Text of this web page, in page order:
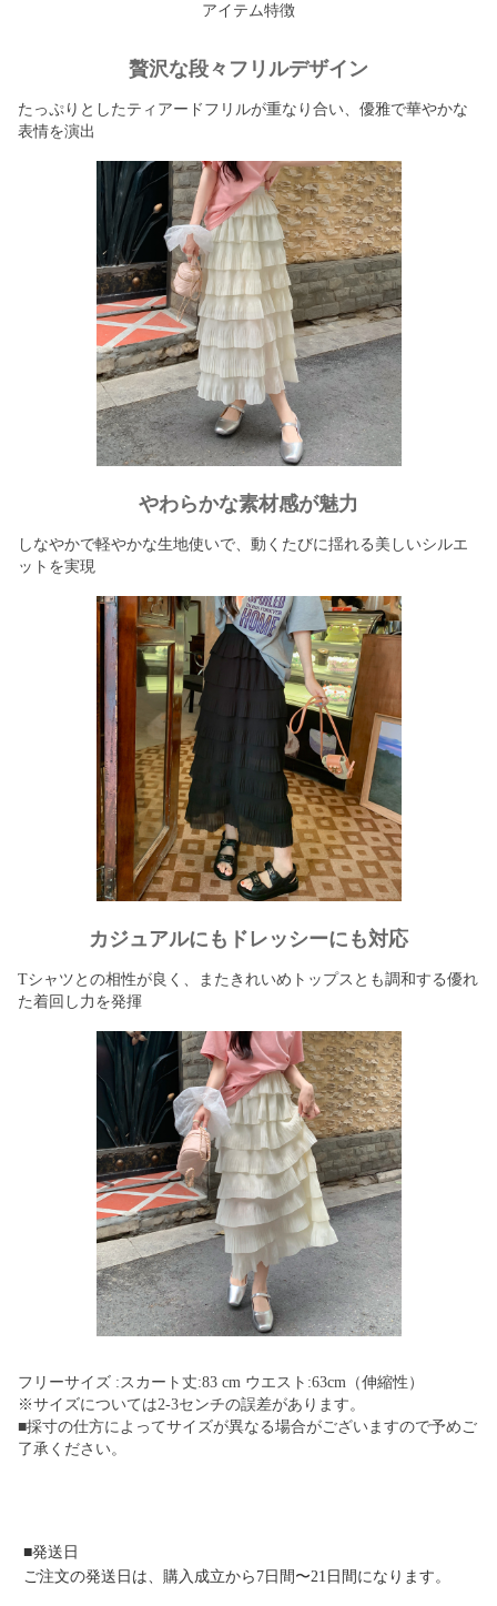
アイテム特徴
贅沢な段々フリルデザイン
たっぷりとしたティアードフリルが重なり合い、優雅で華やかな
表情を演出
やわらかな素材感が魅力
しなやかで軽やかな生地使いで、動くたびに揺れる美しいシルエ
ットを実現
カジュアルにもドレッシーにも対応
Tシャツとの相性が良く、またきれいめトップスとも調和する優れ
た着回し力を発揮
フリーサイズ :スカート丈:83 cm ウエスト:63cm（伸縮性）
※サイズについては2-3センチの誤差があります。
■採寸の仕方によってサイズが異なる場合がございますので予めご
了承ください。
■発送日
ご注文の発送日は、購入成立から7日間〜21日間になります。